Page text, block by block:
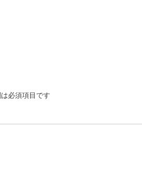
必須項目です